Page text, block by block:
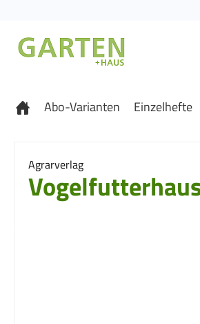
Abo-Varianten Einzelhefte
Agrarverlag